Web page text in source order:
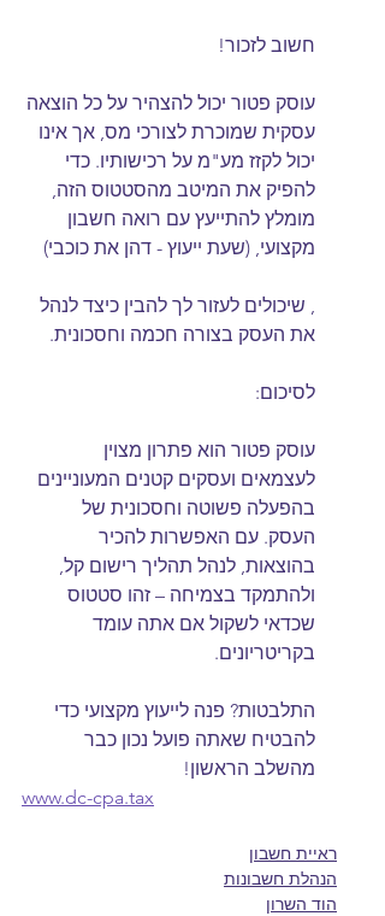
חשוב לזכור!
עוסק פטור יכול להצהיר על כל הוצאה
עסקית שמוכרת לצורכי מס, אך אינו
יכול לקזז מע"מ על רכישותיו. כדי
להפיק את המיטב מהסטטוס הזה,
מומלץ להתייעץ עם רואה חשבון
מקצועי, (שעת ייעוץ - דהן את כוכבי)
, שיכולים לעזור לך להבין כיצד לנהל
את העסק בצורה חכמה וחסכונית.
לסיכום:
עוסק פטור הוא פתרון מצוין
לעצמאים ועסקים קטנים המעוניינים
בהפעלה פשוטה וחסכונית של
העסק. עם האפשרות להכיר
בהוצאות, לנהל תהליך רישום קל,
ולהתמקד בצמיחה – זהו סטטוס
שכדאי לשקול אם אתה עומד
בקריטריונים.
התלבטות? פנה לייעוץ מקצועי כדי
להבטיח שאתה פועל נכון כבר
מהשלב הראשון!
www.dc-cpa.tax
ראיית חשבון
הנהלת חשבונות
הוד השרון